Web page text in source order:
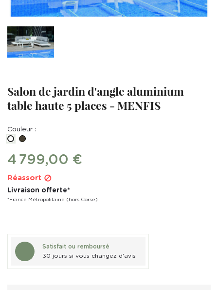
Salon de jardin d'angle aluminium
table haute 5 places - MENFIS
Couleur :
BLANC
Taupe
4 799,00 €
Réassort 
Livraison offerte*
*France Métropolitaine (hors Corse)
Satisfait ou remboursé
30 jours si vous changez d'avis